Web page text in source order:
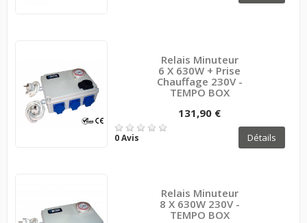
Relais Minuteur
6 X 630W + Prise
Chauffage 230V -
TEMPO BOX
131,90 €
0 Avis Détails
Relais Minuteur
8 X 630W 230V -
TEMPO BOX